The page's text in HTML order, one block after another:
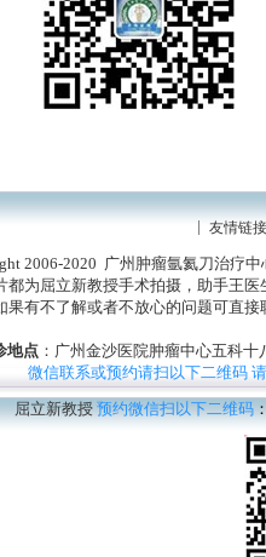
友情链接
2006-2020 广州肿瘤氩氦刀治疗
都为屈立新教授手术拍摄，助手王
果有不了解或者不放心的问题可直
地点 ：广州金沙医院肿瘤中心五科
微信联系或预约请扫以下二维码
屈立新教授预约微信扫以下二维码